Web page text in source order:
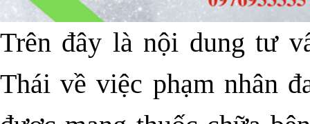
Trên đây là nội dung tư
Thái về việc phạm nhân